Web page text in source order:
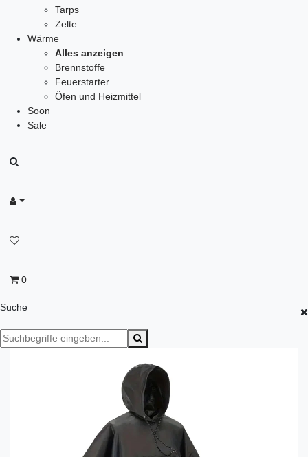
Tarps
Zelte
Wärme
Alles anzeigen
Brennstoffe
Feuerstarter
Öfen und Heizmittel
Soon
Sale
0
Suche